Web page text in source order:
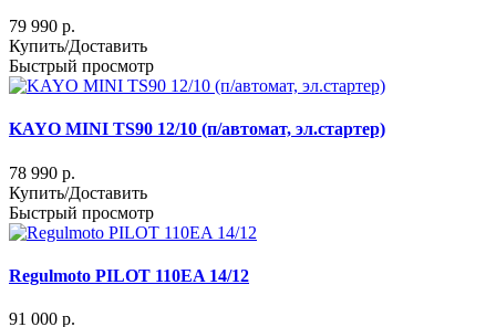
79 990 р.
Купить/Доставить
Быстрый просмотр
KAYO MINI TS90 12/10 (п/автомат, эл.стартер)
78 990 р.
Купить/Доставить
Быстрый просмотр
Regulmoto PILOT 110EA 14/12
91 000 р.